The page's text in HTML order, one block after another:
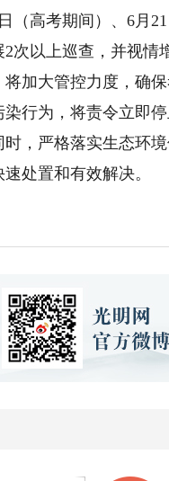
（高考期间）、6月
次以上巡查，并视情
加大管控力度，确保
为，将责令立即停
，严格落实生态环
处置和有效解决。